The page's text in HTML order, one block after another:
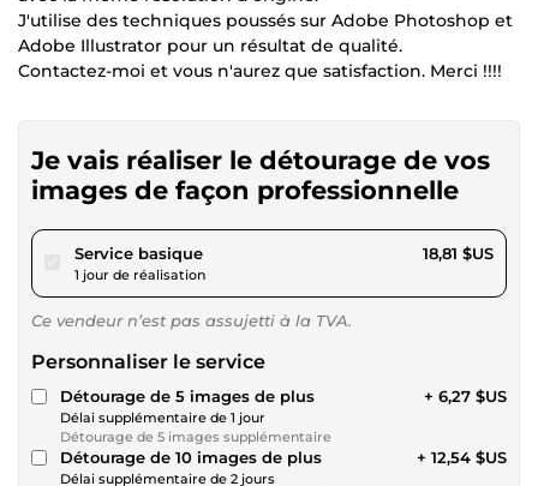
J'utilise des techniques poussés sur Adobe Photoshop et
Adobe Illustrator pour un résultat de qualité.
Contactez-moi et vous n'aurez que satisfaction. Merci !!!!
Je vais réaliser le détourage de vos
images de façon professionnelle
Service basiquepour 17,34 $US
1 jour de réalisation
18,81 $US
Ce vendeur n’est pas assujetti à la TVA.
Personnaliser le service
Détourage de 5 images de plus
Délai supplémentaire de 1 jour
Détourage de 5 images supplémentaire
+ 6,27 $US
Détourage de 10 images de plus
Délai supplémentaire de 2 jours
+ 12,54 $US